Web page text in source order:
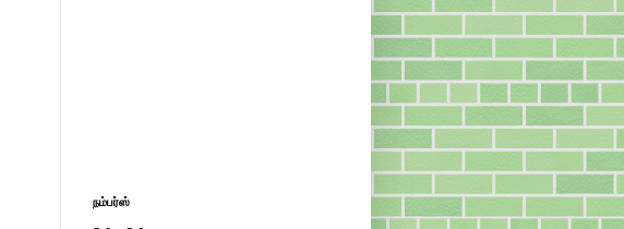
நம்பர்ஸ்